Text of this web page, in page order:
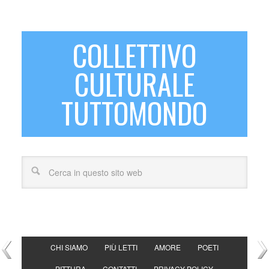
COLLETTIVO
CULTURALE
TUTTOMONDO
CHI SIAMO PIÙ LETTI AMORE POETI